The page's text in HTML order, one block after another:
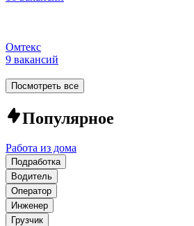
Омтекс
9 вакансий
Посмотреть все
Популярное
Работа из дома
Подработка
Водитель
Оператор
Инженер
Грузчик